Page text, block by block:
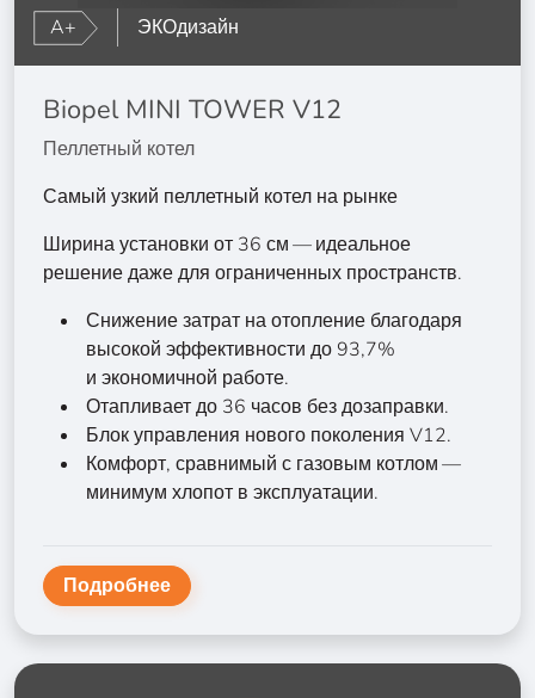
A+ ЭКОдизайн
Biopel MINI TOWER V12
Пеллетный котел
Самый узкий пеллетный котел на рынке
Ширина установки от 36 см — идеальное
решение даже для ограниченных пространств.
Снижение затрат на отопление благодаря
высокой эффективности до 93,7%
и экономичной работе.
Отапливает до 36 часов без дозаправки.
Блок управления нового поколения V12.
Комфорт, сравнимый с газовым котлом —
минимум хлопот в эксплуатации.
Подробнее